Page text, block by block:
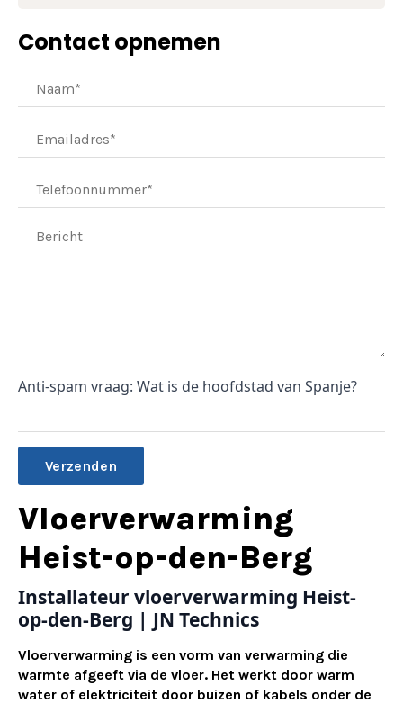
Contact opnemen
Anti-spam vraag: Wat is de hoofdstad van Spanje?
Alternative:
Vloerverwarming
Heist-op-den-Berg
Installateur vloerverwarming Heist-
op-den-Berg | JN Technics
Vloerverwarming is een vorm van verwarming die
warmte afgeeft via de vloer. Het werkt door warm
water of elektriciteit door buizen of kabels onder de